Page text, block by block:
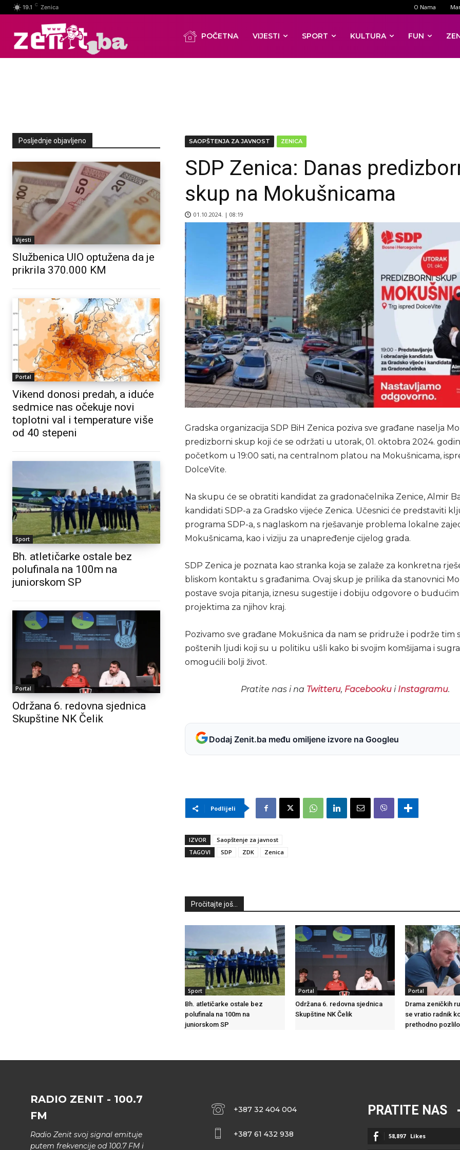
19.1 C Zenica O Nama
POČETNA VIJESTI SPORT KULTURA FUN
Posljednje objavljeno
Vijesti
Službenica UIO optužena da je
prikrila 370.000 KM
Portal
Vikend donosi predah, a iduće
sedmice nas očekuje novi
toplotni val i temperature više
od 40 stepeni
Sport
Bh. atletičarke ostale bez
polufinala na 100m na
juniorskom SP
Portal
Održana 6. redovna sjednica
Skupštine NK Čelik
SAOPŠTENJA ZA JAVNOST ZENICA
SDP Zenica: Danas
skup na Mokušnicama
01.10.2024. | 08:19
Gradska organizacija SDP BiH Zenica poziva sve građane naselja
predizborni skup koji će se održati u utorak, 01. oktobra 2024.
početkom u 19:00 sati, na centralnom platou na Mokušnicama,
DolceVite.
Na skupu će se obratiti kandidat za gradonačelnika Zenice, Almir
kandidati SDP-a za Gradsko vijeće Zenica. Učesnici će predstaviti
programa SDP-a, s naglaskom na rješavanje problema lokalne
Mokušnicama, kao i viziju za unapređenje cijelog grada.
SDP Zenica je poznata kao stranka koja se zalaže za konkretna
bliskom kontaktu s građanima. Ovaj skup je prilika da stanovnici
postave svoja pitanja, iznesu sugestije i dobiju odgovore o budućim
projektima za njihov kraj.
Pozivamo sve građane Mokušnica da nam se pridruže i podrže tim
poštenih ljudi koji su u politiku ušli kako bi svojim komšijama i
omogućili bolji život.
Pratite nas i na Twitteru, Facebookui Instagramu.
Dodaj Zenit.ba među omiljene izvore na Googleu
Podlijeli
IZVOR
Saopštenje za javnost
TAGOVI
SDP ZDK Zenica
Pročitajte još...
Sport
Bh. atletičarke ostale bez
polufinala na 100m na
juniorskom SP
Portal
Održana 6. redovna sjednica
Skupštine NK Čelik
Portal
Drama zeničkih
se vratio radnik
prethodno pozlilo
RADIO ZENIT - 100.7
FM
Radio Zenit svoj signal emituje
putem frekvencije od 100.7 FM i
+387 32 404 004
+387 61 432 938
PRATITE NAS
58,897 Likes